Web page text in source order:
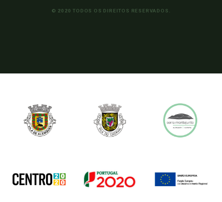
© 2020 TODOS OS DIREITOS RESERVADOS.